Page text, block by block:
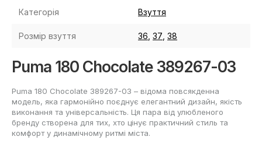
Категорія Взуття
Розмір взуття 36 37 38
Puma 180 Chocolate 389267-03
Puma 180 Chocolate 389267-03 – відома повсякденна
модель, яка гармонійно поєднує елегантний дизайн, якість
виконання та універсальність. Ця пара від улюбленого
бренду створена для тих, хто цінує практичний стиль та
комфорт у динамічному ритмі міста.